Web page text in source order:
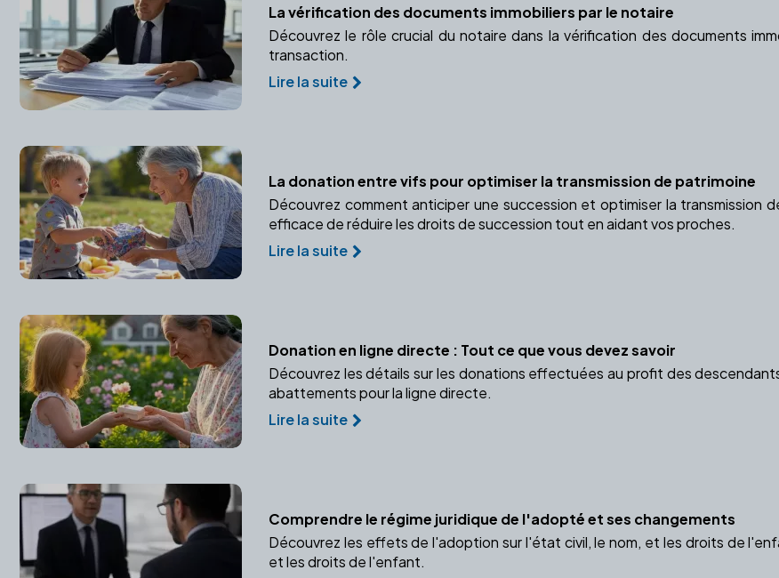
La vérification des documents immobiliers par le notaire
Découvrez le rôle crucial du notaire dans la vérification des documents
transaction.
Lire la suite
La donation entre vifs pour optimiser la transmission de patrimoine
Découvrez comment anticiper une succession et optimiser la transmission
efficace de réduire les droits de succession tout en aidant vos proches.
Lire la suite
Donation en ligne directe : Tout ce que vous devez savoir
Découvrez les détails sur les donations effectuées au profit des
abattements pour la ligne directe.
Lire la suite
Comprendre le régime juridique de l'adopté et ses changements
Découvrez les effets de l'adoption sur l'état civil, le nom, et les droits de
et les droits de l'enfant.